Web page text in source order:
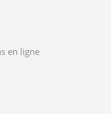
en ligne